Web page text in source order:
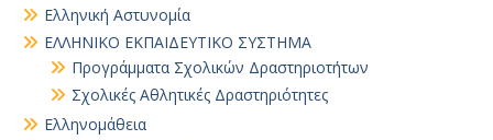
Ελληνική Αστυνομία
ΕΛΛΗΝΙΚΟ ΕΚΠΑΙΔΕΥΤΙΚΟ ΣΥΣΤΗΜΑ
Προγράμματα Σχολικών Δραστηριοτήτων
Σχολικές Αθλητικές Δραστηριότητες
Ελληνομάθεια